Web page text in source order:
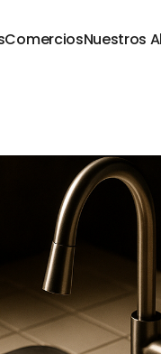
ComerciosNuestros